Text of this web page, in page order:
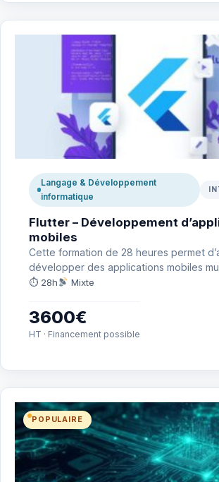
Langage & Développement
informatique
Flutter – Développement
mobiles
Cette formation de 28 heures permet
développer des applications mobiles
performantes avec Flutter. Les
⏱ 28h Mixte
3600€
HT · Financement possible
POPULAIRE